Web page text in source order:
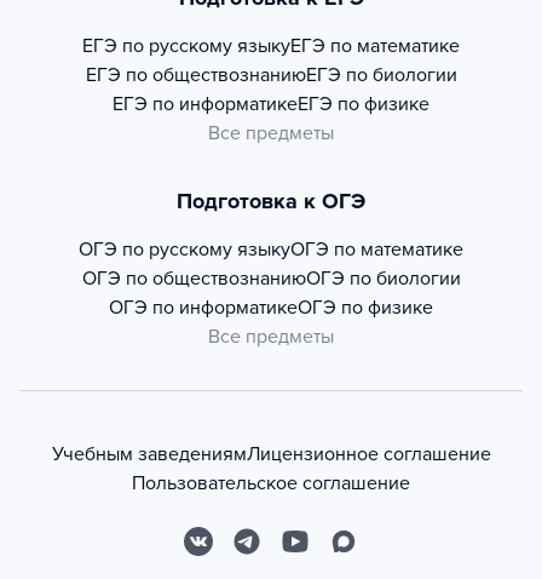
ЕГЭ по русскому языкуЕГЭ по математике
ЕГЭ по обществознаниюЕГЭ по биологии
ЕГЭ по информатикеЕГЭ по физике
Все предметы
Подготовка к ОГЭ
ОГЭ по русскому языкуОГЭ по математике
ОГЭ по обществознаниюОГЭ по биологии
ОГЭ по информатикеОГЭ по физике
Все предметы
Учебным заведениямЛицензионное соглашение
Пользовательское соглашение